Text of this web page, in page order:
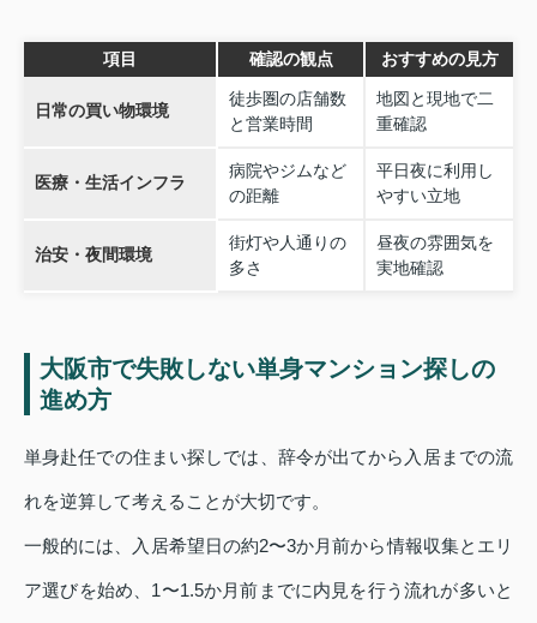
項目 確認の観点 おすすめの見方
日常の買い物環境
徒歩圏の店舗数
と営業時間
地図と現地で二
重確認
医療・生活インフラ
病院やジムなど
の距離
平日夜に利用し
やすい立地
治安・夜間環境
街灯や人通りの
多さ
昼夜の雰囲気を
実地確認
大阪市で失敗しない単身マンション探しの
進め方
単身赴任での住まい探しでは、辞令が出てから入居までの流
れを逆算して考えることが大切です。
一般的には、入居希望日の約2〜3か月前から情報収集とエリ
ア選びを始め、1〜1.5か月前までに内見を行う流れが多いと